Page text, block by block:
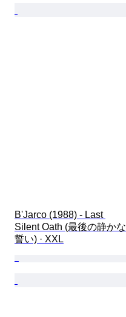
B'Jarco (1988) - Last
Silent Oath (最後の静かな
誓い) · XXL